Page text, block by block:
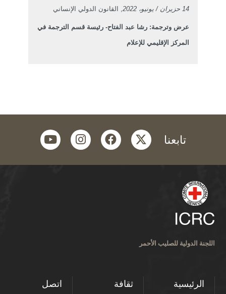
14 حزيران / يونيو، 2022 , القانون الدولي الإنساني
عرض وترجمة: رشا عبد الفتاح- رئيسة قسم الترجمة في
المركز الإقليمي للإعلام
تابعنا twitter
facebook
instagram
youtube
اللجنة الدولية للصليب الأحمر
الرئيسية ثقافة
اتصل